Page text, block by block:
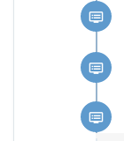
dvr
dvr
dvr